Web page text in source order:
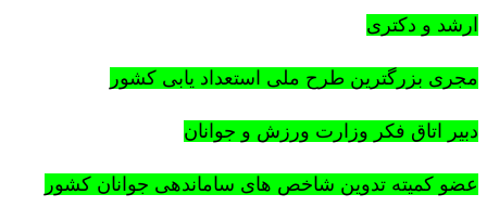
ارشد و دکتری
مجری بزرگترین طرح ملی استعداد یابی کشور
دبیر اتاق فکر وزارت ورزش و جوانان
عضو کمیته تدوین شاخص های ساماندهی جوانان کشور